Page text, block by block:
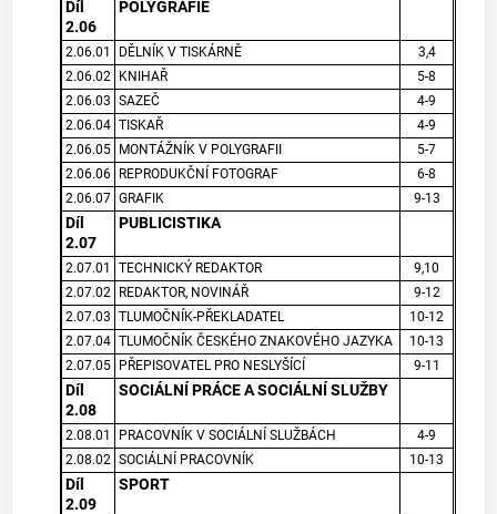
Díl
2.06
POLYGRAFIE
2.06.01 DĚLNÍK V TISKÁRNĚ
3,4
2.06.02
KNIHAŘ
5-8
2.06.03 SAZEČ
4-9
2.06.04 TISKAŘ
4-9
2.06.05 MONTÁŽNÍK V POLYGRAFII
5-7
2.06.06 REPRODUKČNÍ FOTOGRAF
6-8
2.06.07 GRAFIK 9-13
Díl
2.07
PUBLICISTIKA
2.07.01 TECHNICKÝ REDAKTOR
9,10
2.07.02
REDAKTOR, NOVINÁŘ
9-12
2.07.03 TLUMOČNÍK-PŘEKLADATEL
10-12
2.07.04 TLUMOČNÍK ČESKÉHO ZNAKOVÉHO JAZYKA
10-13
2.07.05 PŘEPISOVATEL PRO NESLYŠÍCÍ 9-11
Díl
2.08
SOCIÁLNÍ PRÁCE A SOCIÁLNÍ SLUŽBY
2.08.01 PRACOVNÍK V SOCIÁLNÍ SLUŽBÁCH
4-9
2.08.02 SOCIÁLNÍ PRACOVNÍK 10-13
Díl
2.09
SPORT